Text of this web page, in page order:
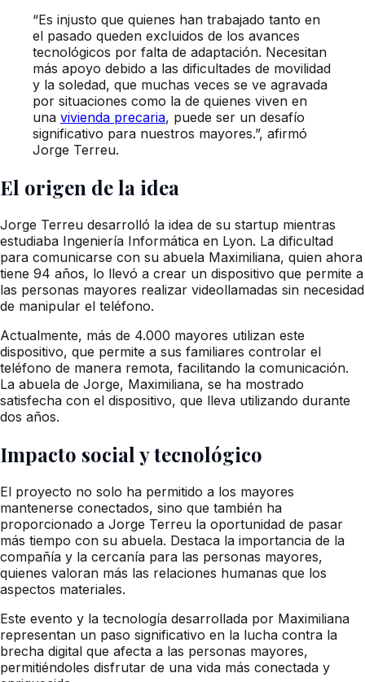
“Es injusto que quienes han trabajado tanto en
el pasado queden excluidos de los avances
tecnológicos por falta de adaptación. Necesitan
más apoyo debido a las dificultades de movilidad
y la soledad, que muchas veces se ve agravada
por situaciones como la de quienes viven en
una vivienda precaria, puede ser un desafío
significativo para nuestros mayores.”, afirmó
Jorge Terreu.
El origen de la idea
Jorge Terreu desarrolló la idea de su startup mientras
estudiaba Ingeniería Informática en Lyon. La dificultad
para comunicarse con su abuela Maximiliana, quien ahora
tiene 94 años, lo llevó a crear un dispositivo que permite a
las personas mayores realizar videollamadas sin necesidad
de manipular el teléfono.
Actualmente, más de 4.000 mayores utilizan este
dispositivo, que permite a sus familiares controlar el
teléfono de manera remota, facilitando la comunicación.
La abuela de Jorge, Maximiliana, se ha mostrado
satisfecha con el dispositivo, que lleva utilizando durante
dos años.
Impacto social y tecnológico
El proyecto no solo ha permitido a los mayores
mantenerse conectados, sino que también ha
proporcionado a Jorge Terreu la oportunidad de pasar
más tiempo con su abuela. Destaca la importancia de la
compañía y la cercanía para las personas mayores,
quienes valoran más las relaciones humanas que los
aspectos materiales.
Este evento y la tecnología desarrollada por Maximiliana
representan un paso significativo en la lucha contra la
brecha digital que afecta a las personas mayores,
permitiéndoles disfrutar de una vida más conectada y